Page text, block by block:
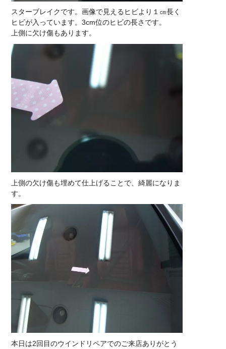
スターブレイクです。画像で見えるヒビより１㎝長く
ヒビが入っています。3cm位のヒビの長さです。
上側に欠け傷もあります。
上側の欠け傷も埋めて仕上げることで、綺麗になりま
す。
本日は2回目のウインドリペアでのご来店ありがとう